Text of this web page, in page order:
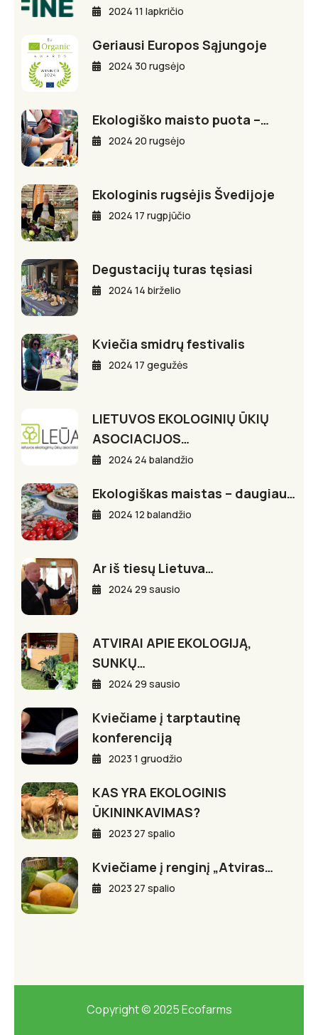
2024 11 lapkričio
Geriausi Europos Sąjungoje
2024 30 rugsėjo
Ekologiško maisto puota –…
2024 20 rugsėjo
Ekologinis rugsėjis Švedijoje
2024 17 rugpjūčio
Degustacijų turas tęsiasi
2024 14 birželio
Kviečia smidrų festivalis
2024 17 gegužės
LIETUVOS EKOLOGINIŲ ŪKIŲ
ASOCIACIJOS…
2024 24 balandžio
Ekologiškas maistas – daugiau…
2024 12 balandžio
Ar iš tiesų Lietuva…
2024 29 sausio
ATVIRAI APIE EKOLOGIJĄ,
SUNKŲ…
2024 29 sausio
Kviečiame į tarptautinę
konferenciją
2023 1 gruodžio
KAS YRA EKOLOGINIS
ŪKININKAVIMAS?
2023 27 spalio
Kviečiame į renginį „Atviras…
2023 27 spalio
Copyright © 2025 Ecofarms